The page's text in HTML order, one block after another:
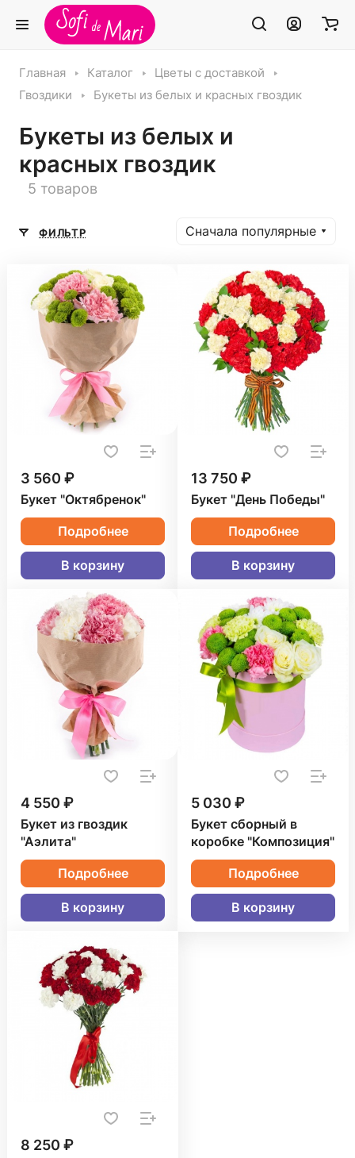
Главная Каталог
Цветы с доставкой
Гвоздики
Букеты из белых и красных гвоздик
Букеты из белых и
красных гвоздик
5 товаров
ФИЛЬТР Сначала популярные
3 560 ₽
Букет "Октябренок"
Подробнее
В корзину
13 750 ₽
Букет "День Победы"
Подробнее
В корзину
4 550 ₽
Букет из гвоздик
"Аэлита"
Подробнее
В корзину
5 030 ₽
Букет сборный в
коробке "Композиция"
Подробнее
В корзину
8 250 ₽